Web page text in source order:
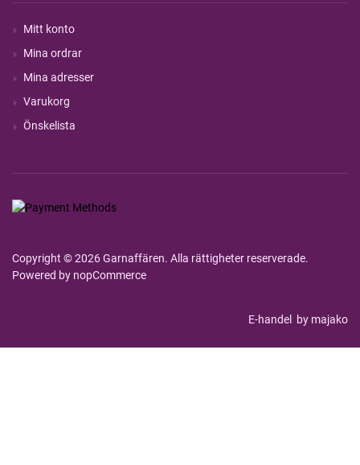
Mitt konto
Mina ordrar
Mina adresser
Varukorg
Önskelista
Copyright © 2026 Garnaffären. Alla rättigheter reserverade.
Powered by nopCommerce
E-handel by majako